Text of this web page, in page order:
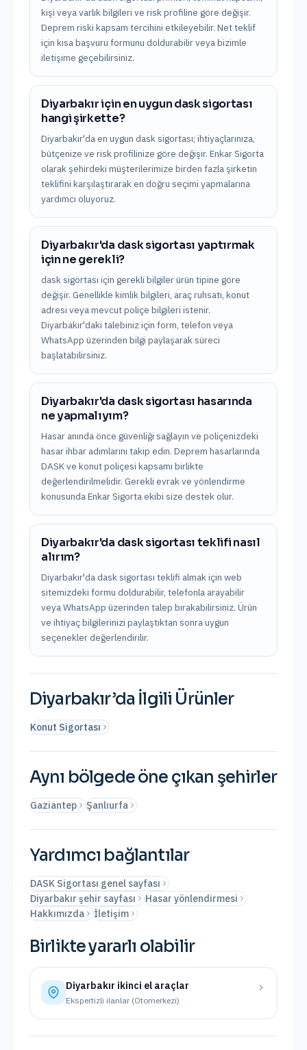
kişi veya varlık bilgileri ve risk profiline göre değişir.
Deprem riski kapsam tercihini etkileyebilir. Net teklif
için kısa başvuru formunu doldurabilir veya bizimle
iletişime geçebilirsiniz.
Diyarbakır için en uygun dask sigortası
hangi şirkette?
Diyarbakır'da en uygun dask sigortası; ihtiyaçlarınıza,
bütçenize ve risk profilinize göre değişir. Enkar Sigorta
olarak şehirdeki müşterilerimize birden fazla şirketin
teklifini karşılaştırarak en doğru seçimi yapmalarına
yardımcı oluyoruz.
Diyarbakır'da dask sigortası yaptırmak
için ne gerekli?
dask sigortası için gerekli bilgiler ürün tipine göre
değişir. Genellikle kimlik bilgileri, araç ruhsatı, konut
adresi veya mevcut poliçe bilgileri istenir.
Diyarbakır'daki talebiniz için form, telefon veya
WhatsApp üzerinden bilgi paylaşarak süreci
başlatabilirsiniz.
Diyarbakır'da dask sigortası hasarında
ne yapmalıyım?
Hasar anında önce güvenliği sağlayın ve poliçenizdeki
hasar ihbar adımlarını takip edin. Deprem hasarlarında
DASK ve konut poliçesi kapsamı birlikte
değerlendirilmelidir. Gerekli evrak ve yönlendirme
konusunda Enkar Sigorta ekibi size destek olur.
Diyarbakır'da dask sigortası teklifi nasıl
alırım?
Diyarbakır'da dask sigortası teklifi almak için web
sitemizdeki formu doldurabilir, telefonla arayabilir
veya WhatsApp üzerinden talep bırakabilirsiniz. Ürün
ve ihtiyaç bilgilerinizi paylaştıktan sonra uygun
seçenekler değerlendirilir.
Diyarbakır’da İlgili Ürünler
Konut Sigortası
Aynı bölgede öne çıkan şehirler
Gaziantep Şanlıurfa
Yardımcı bağlantılar
DASK Sigortası genel sayfası
Diyarbakır şehir sayfası
Hasar yönlendirmesi
Hakkımızda
İletişim
Birlikte yararlı olabilir
Diyarbakır ikinci el araçlar
Ekspertizli ilanlar (Otomerkezi)